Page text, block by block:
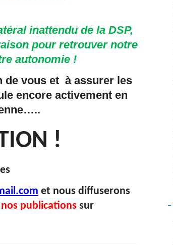
inattendu de la DSP,
pour retrouver notre
autonomie !
de vous et à assurer les
encore activement en
!
et nous diffuserons
publications sur